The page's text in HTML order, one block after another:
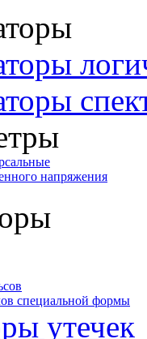
напряжения
специальной формы
утечек